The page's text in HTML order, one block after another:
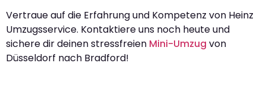
Vertraue auf die Erfahrung und Kompetenz von Heinz
Umzugsservice. Kontaktiere uns noch heute und
sichere dir deinen stressfreien Mini-Umzug von
Düsseldorf nach Bradford!